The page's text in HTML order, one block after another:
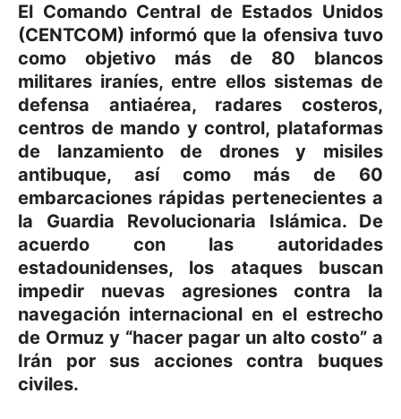
El Comando Central de Estados Unidos
(CENTCOM) informó que la ofensiva tuvo
como objetivo más de 80 blancos
militares iraníes, entre ellos sistemas de
defensa antiaérea, radares costeros,
centros de mando y control, plataformas
de lanzamiento de drones y misiles
antibuque, así como más de 60
embarcaciones rápidas pertenecientes a
la Guardia Revolucionaria Islámica. De
acuerdo con las autoridades
estadounidenses, los ataques buscan
impedir nuevas agresiones contra la
navegación internacional en el estrecho
de Ormuz y “hacer pagar un alto costo” a
Irán por sus acciones contra buques
civiles.